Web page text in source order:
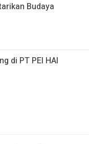
Budaya
di PT PEI HAI